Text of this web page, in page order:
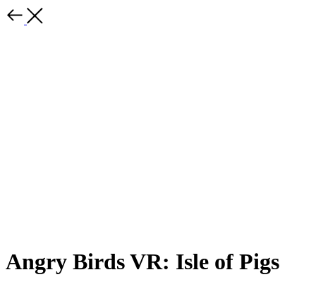
Angry Birds VR: Isle of Pigs